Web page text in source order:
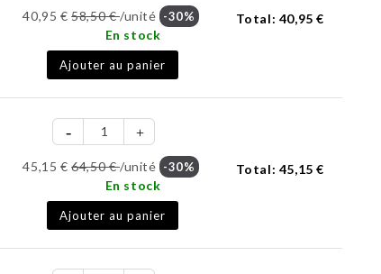
40,95 €58,50 €/unité -30%
En stock
Ajouter au panier
Total: 40,95 €
45,15 €64,50 €/unité -30%
En stock
Ajouter au panier
Total: 45,15 €